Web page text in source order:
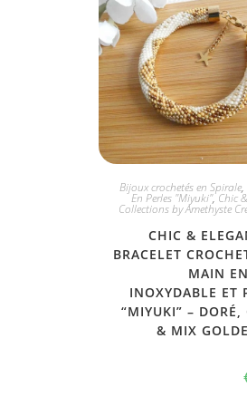
JE L'ADOPTE
Bijoux crochetés en Spirale,
En Perles "Miyuki",Chic
Collections by Amethyste
CHIC &
BRACELET
MAIN
INOXYDABLE ET
“MIYUKI” – DORÉ,
& MIX